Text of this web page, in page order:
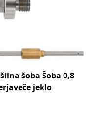
šoba Šoba 0,8
jeklo